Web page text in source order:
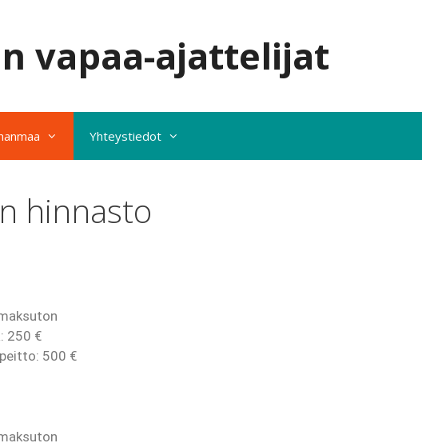
vapaa-ajattelijat
Yhteystiedot
hinnasto
250 €
500 €